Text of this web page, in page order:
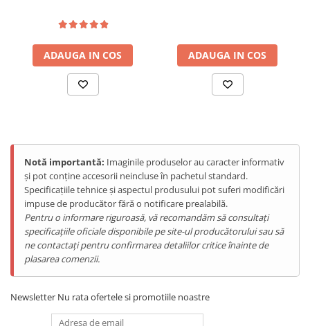
ADAUGA IN COS ADAUGA IN COS
Notă importantă: Imaginile produselor au caracter informativ
și pot conține accesorii neincluse în pachetul standard.
Specificațiile tehnice și aspectul produsului pot suferi modificări
impuse de producător fără o notificare prealabilă.
Pentru o informare riguroasă, vă recomandăm să consultați
specificațiile oficiale disponibile pe site-ul producătorului sau să
ne contactați pentru confirmarea detaliilor critice înainte de
plasarea comenzii.
Newsletter Nu rata ofertele si promotiile noastre